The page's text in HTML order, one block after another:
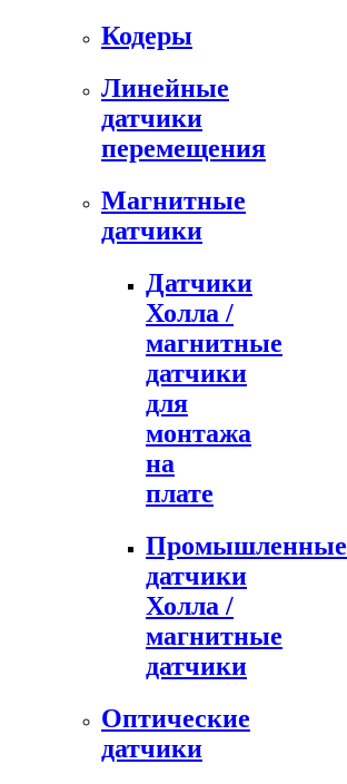
Кодеры
Линейные
датчики
перемещения
Магнитные
датчики
Датчики
Холла /
магнитные
датчики
для
монтажа
на
плате
Промышленные
датчики
Холла /
магнитные
датчики
Оптические
датчики